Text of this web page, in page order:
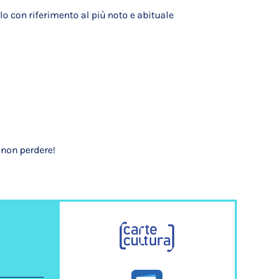
con riferimento al più noto e abituale
perdere!